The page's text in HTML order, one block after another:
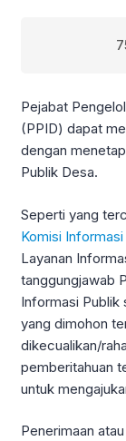
Pejabat
(PPID) dapat
dengan
Publik Desa.
Seperti yang
Komisi Informasi
Layanan
tanggungjawab
Informasi Publik
yang dimohon
dikecualikan/
pemberitahuan
untuk
Penerimaan